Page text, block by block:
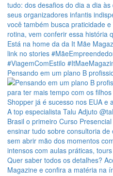
Pensando em um plano B